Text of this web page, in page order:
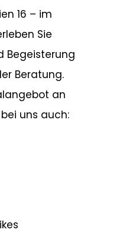
16 – im
Sie
Begeisterung
Beratung.
an
uns auch: